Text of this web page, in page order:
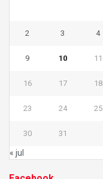
2 3 4
9 10 11
16 17 18
23 24 25
30 31
« jul